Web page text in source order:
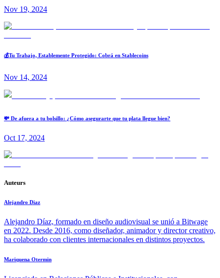
Nov 19, 2024
💰Tu Trabajo, Establemente Protegido: Cobrá en Stablecoins
Nov 14, 2024
💸 De afuera a tu bolsillo: ¿Cómo asegurarte que tu plata llegue bien?
Oct 17, 2024
Auteurs
Alejandro Diaz
Alejandro Díaz, formado en diseño audiovisual se unió a Bitwage
en 2022. Desde 2016, como diseñador, animador y director creativo,
ha colaborado con clientes internacionales en distintos proyectos.
Mariquena Otermin